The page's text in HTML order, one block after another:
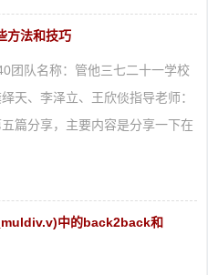
方法和技巧
团队名称：管他三七二十一学校
天、李泽立、王欣倓指导老师：
篇分享，主要内容是分享一下在
中的back2back和